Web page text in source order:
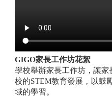
GIGO家長工作坊花絮
學校舉辦家長工作坊，讓
校的STEM教育發展，以鼓
域的學習。